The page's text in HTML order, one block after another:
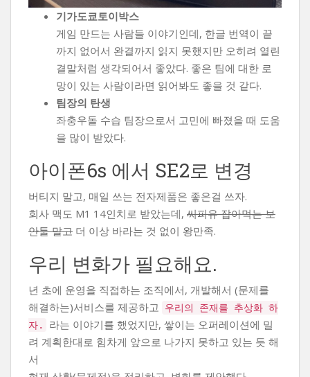
기가도쿄토이박스
게임 만드는 사람들 이야기인데, 한글 번역이 끝
까지 없어서 완결까지 읽지 못했지만 오히려 열린
결말처럼 생각되어서 좋았다. 좋은 팀에 대한 로
망이 있는 사람이라면 읽어봐도 좋을 것 같다.
팀장의 탄생
좌충우돌 수습 팀장으로서 고민에 빠졌을 때 도움
을 많이 받았다.
아이폰6s 에서 SE2로 변경
버티지 말고, 매일 쓰는 전자제품은 좋은걸 쓰자.
회사 맥도 M1 14인치로 받았는데, 씨피유 잡아먹는 보
안툴 말고 더 이상 바라는 것 없이 왕만족.
우리 변화가 필요해요.
년 초에 운영을 직접하는 조직에서, 개발해서 (문제를
해결하는)서비스를 제공하고
우리의 존재를 추상화 하
자.
라는 이야기를 했었지만, 쌓이는 오퍼레이션에 밀
려 계획한대로 힘차게 앞으로 나가지 못하고 있는 듯 해
서